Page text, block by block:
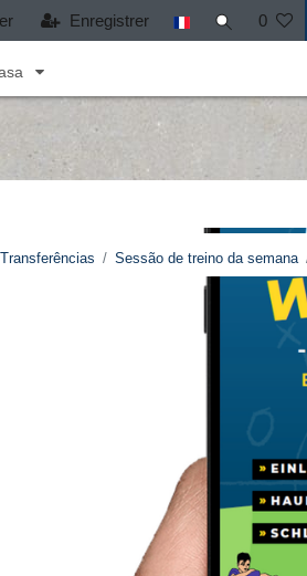
Enregistrer 0
Cobertura T-PRO Desporto infantil
Transferências Sessão de treino da semana